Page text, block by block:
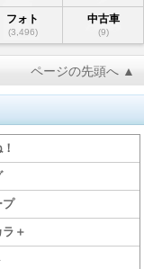
フォト
(3,496)
中古車
(9)
ページの先頭へ ▲
プ
＋